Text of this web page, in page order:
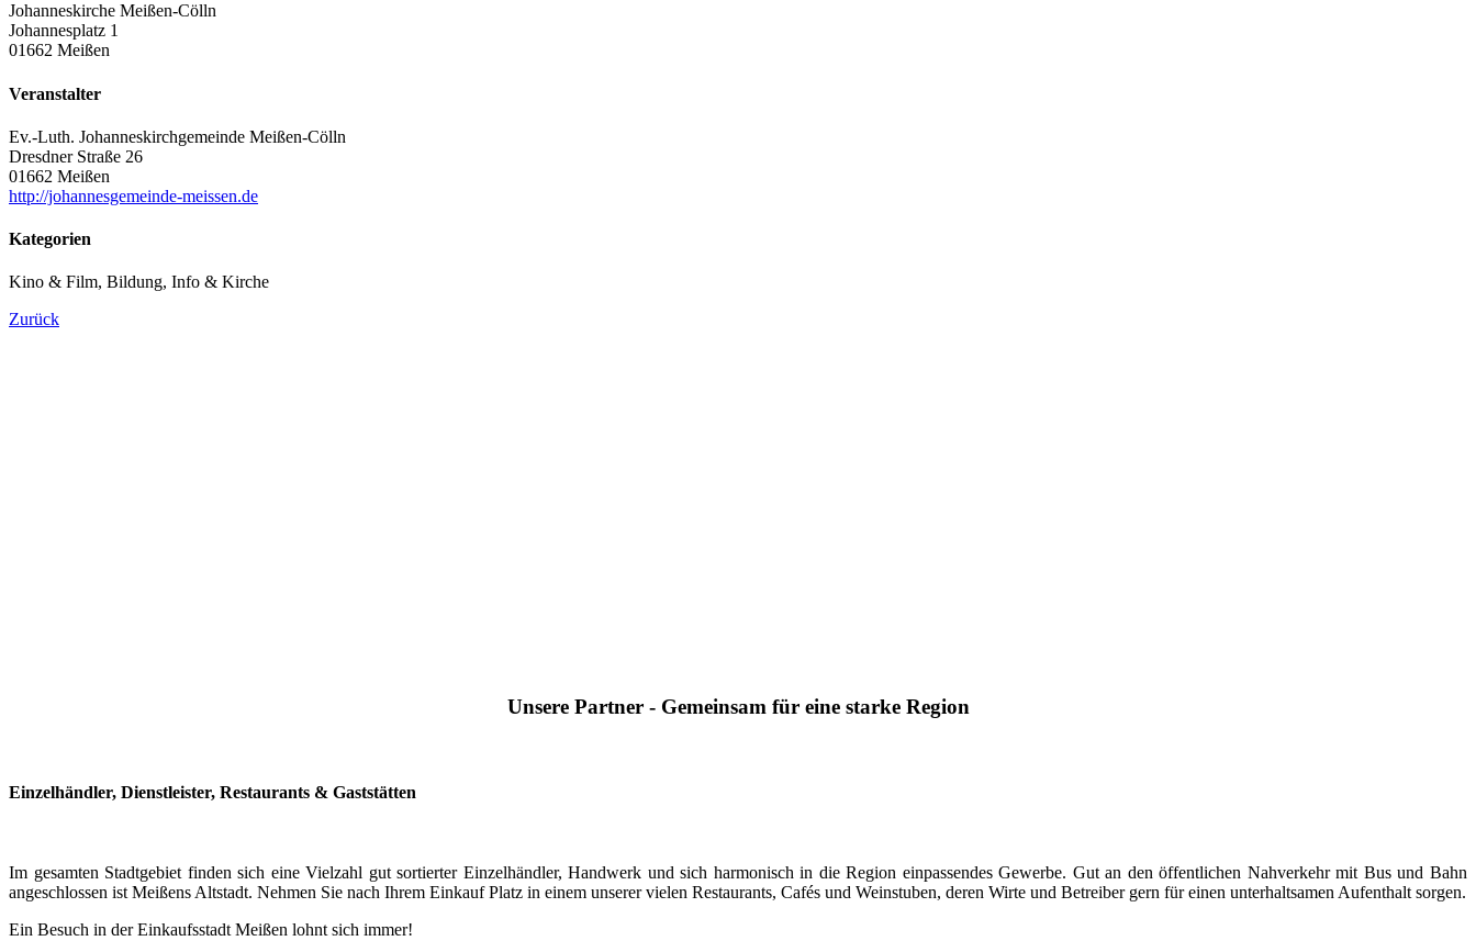
Johanneskirche Meißen-Cölln
Johannesplatz 1
01662 Meißen
Veranstalter
Ev.-Luth. Johanneskirchgemeinde Meißen-Cölln
Dresdner Straße 26
01662 Meißen
http://johannesgemeinde-meissen.de
Kategorien
Kino & Film, Bildung, Info & Kirche
Zurück
Unsere Partner - Gemeinsam für eine starke Region
Einzelhändler, Dienstleister, Restaurants & Gaststätten
Im gesamten Stadtgebiet finden sich eine Vielzahl gut sortierter Einzelhändler, Handwerk und sich harmonisch in die Region einpassendes Gewerbe. Gut an den öffentlichen Nahverkehr mit Bus und Bahn
angeschlossen ist Meißens Altstadt. Nehmen Sie nach Ihrem Einkauf Platz in einem unserer vielen Restaurants, Cafés und Weinstuben, deren Wirte und Betreiber gern für einen unterhaltsamen Aufenthalt sorgen.
Ein Besuch in der Einkaufsstadt Meißen lohnt sich immer!